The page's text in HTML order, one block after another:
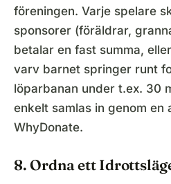
föreningen. Varje spelare
sponsorer (föräldrar,
betalar en fast summa,
varv barnet springer runt
löparbanan under t.ex. 30
enkelt samlas in genom en
WhyDonate.
8. Ordna ett